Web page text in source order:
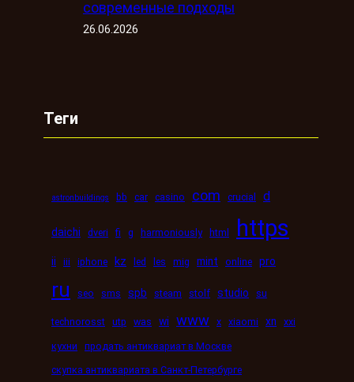
современные подходы
26.06.2026
Теги
astronbuildings bb car casino com crucial d
daichi dveri fi g harmoniously html https
ii iii iphone kz led les mig mint online pro
ru seo sms spb steam stolf studio su
technorosst utp was wi www x xiaomi xn xxi
кухни
продать антиквариат в Москве
скупка антиквариата в Санкт-Петербурге